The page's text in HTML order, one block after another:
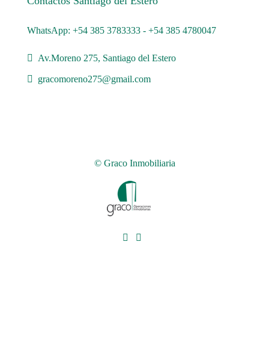
WhatsApp: +54 385 3783333 - +54 385 4780047
Av.Moreno 275, Santiago del Estero
gracomoreno275@gmail.com
© Graco Inmobiliaria